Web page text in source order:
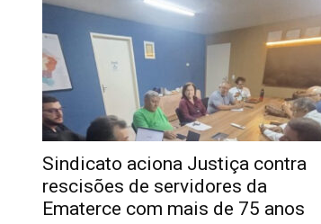
Sindicato aciona Justiça contra
rescisões de servidores da
Ematerce com mais de 75 anos